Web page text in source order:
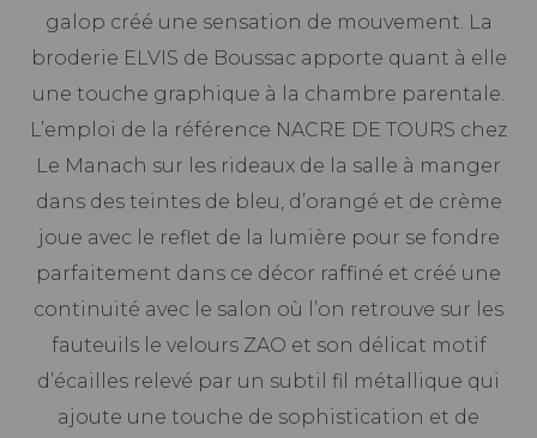
galop créé une sensation de mouvement. La
broderie ELVIS de Boussac apporte quant à elle
une touche graphique à la chambre parentale.
L’emploi de la référence NACRE DE TOURS chez
Le Manach sur les rideaux de la salle à manger
dans des teintes de bleu, d’orangé et de crème
joue avec le reflet de la lumière pour se fondre
parfaitement dans ce décor raffiné et créé une
continuité avec le salon où l’on retrouve sur les
fauteuils le velours ZAO et son délicat motif
d’écailles relevé par un subtil fil métallique qui
ajoute une touche de sophistication et de